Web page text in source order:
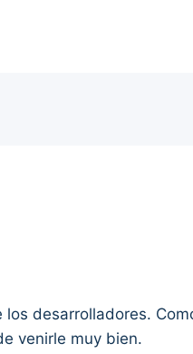
desarrolladores.
venirle muy bien.